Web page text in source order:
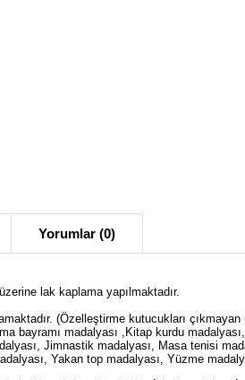
Yorumlar (0)
lak kaplama yapılmaktadır.
(Özelleştirme kutucukları çıkmayan
bayramı madalyası ,Kitap kurdu
Jimnastik madalyası, Masa tenisi
Yakan top madalyası, Yüzme